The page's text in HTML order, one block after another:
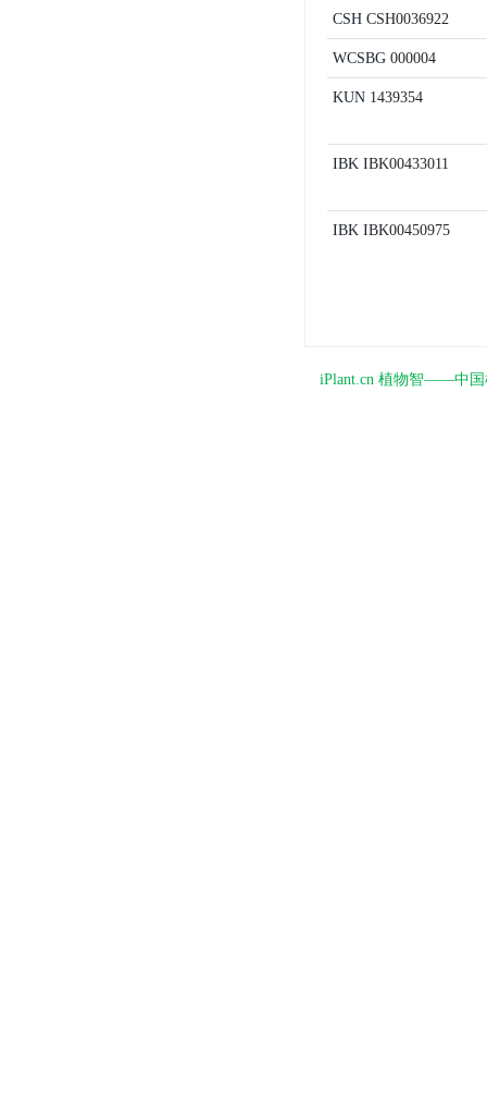
CSH CSH0036922
WCSBG 000004
KUN 1439354
IBK IBK00433011
IBK IBK00450975
iPlant.cn 植物智——中国